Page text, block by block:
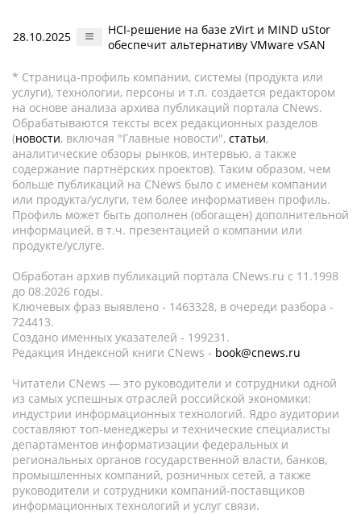
28.10.2025
HCI-решение на базе zVirt и MIND uStor
обеспечит альтернативу VMware vSAN
* Страница-профиль компании, системы (продукта или
услуги), технологии, персоны и т.п. создается редактором
на основе анализа архива публикаций портала CNews.
Обрабатываются тексты всех редакционных разделов
(новости, включая "Главные новости", статьи,
аналитические обзоры рынков, интервью, а также
содержание партнёрских проектов). Таким образом, чем
больше публикаций на CNews было с именем компании
или продукта/услуги, тем более информативен профиль.
Профиль может быть дополнен (обогащен) дополнительной
информацией, в т.ч. презентацией о компании или
продукте/услуге.
Обработан архив публикаций портала CNews.ru c 11.1998
до 08.2026 годы.
Ключевых фраз выявлено - 1463328, в очереди разбора -
724413.
Создано именных указателей - 199231.
Редакция Индексной книги CNews - book@cnews.ru
Читатели CNews — это руководители и сотрудники одной
из самых успешных отраслей российской экономики:
индустрии информационных технологий. Ядро аудитории
составляют топ-менеджеры и технические специалисты
департаментов информатизации федеральных и
региональных органов государственной власти, банков,
промышленных компаний, розничных сетей, а также
руководители и сотрудники компаний-поставщиков
информационных технологий и услуг связи.